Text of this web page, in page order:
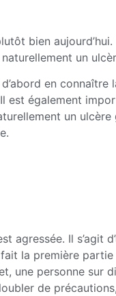
bien aujourd’hui.
un
en connaître
est également
un
agressée. Il s’agit
la première partie
une personne sur
de